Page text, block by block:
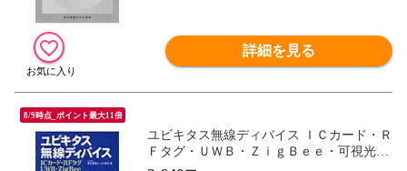
詳細を見る
8/9時点_ポイント最大11倍
ユビキタス無線ディバイス ＩＣカード・Ｒ
Ｆタグ・ＵＷＢ・ＺｉｇＢｅｅ・可視光通
信・技術動向 /根日屋英之 小川真紀